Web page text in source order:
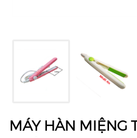
MÁY HÀN MIỆNG